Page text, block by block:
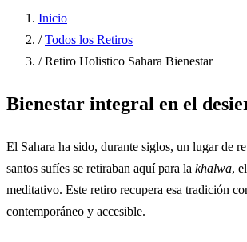
Inicio
/ Todos los Retiros
/ Retiro Holistico Sahara Bienestar
Bienestar integral en el
El Sahara ha sido, durante siglos, un lugar de
santos sufíes se retiraban aquí para la khalwa,
meditativo. Este retiro recupera esa tradición
contemporáneo y accesible.